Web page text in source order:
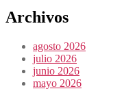
Archivos
agosto 2026
julio 2026
junio 2026
mayo 2026